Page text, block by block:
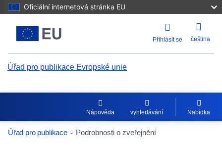
Oficiální internetová stránka EU
Přihlásit se čeština
Úřad pro publikace Evropské unie
Nápověda vyhledávání Nabídka
Úřad pro publikace Podrobnosti o zveřejnění